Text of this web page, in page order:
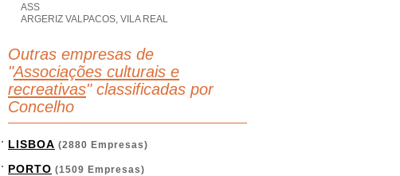
ASS
ARGERIZ VALPACOS, VILA REAL
Outras empresas de
"Associações culturais e
recreativas" classificadas por
Concelho
LISBOA (2880 Empresas)
PORTO (1509 Empresas)